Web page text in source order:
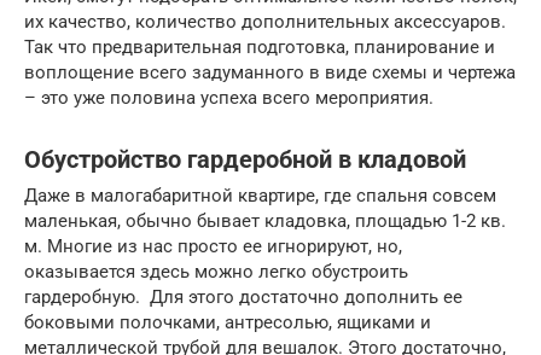
их качество, количество дополнительных аксессуаров.
Так что предварительная подготовка, планирование и
воплощение всего задуманного в виде схемы и чертежа
– это уже половина успеха всего мероприятия.
Обустройство гардеробной в кладовой
Даже в малогабаритной квартире, где спальня совсем
маленькая, обычно бывает кладовка, площадью 1-2 кв.
м. Многие из нас просто ее игнорируют, но,
оказывается здесь можно легко обустроить
гардеробную. Для этого достаточно дополнить ее
боковыми полочками, антресолью, ящиками и
металлической трубой для вешалок. Этого достаточно,